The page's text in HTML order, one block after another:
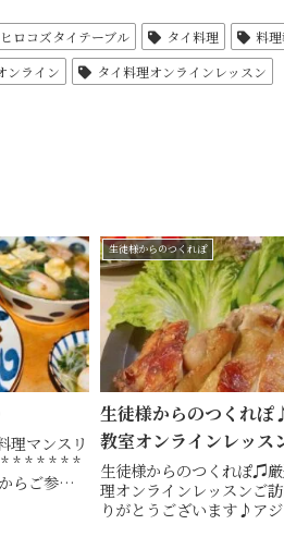
ヒロコズタイテーブル タイ料理
料
ンライン
タイ料理オンラインレッスン
理マンスリ
* * * * * * *
ご参加の
生徒様からのつくれぽ
生徒様からのつくれ
教室オンラインレッス
生徒様からのつくれぽ♫
理オンラインレッスンご
りがとうございます♪ア